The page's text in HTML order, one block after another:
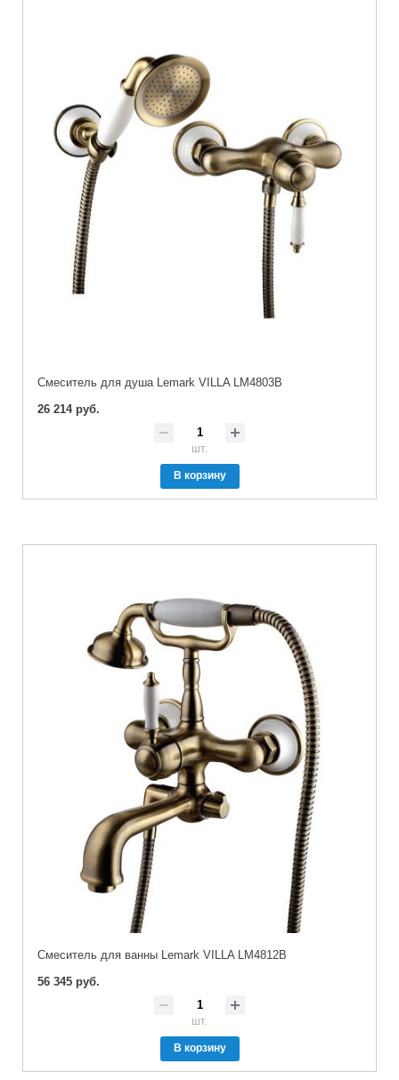
Cмеситель для душа Lemark VILLA LM4803B
26 214 руб.
шт.
В корзину
Cмеситель для ванны Lemark VILLA LM4812B
56 345 руб.
шт.
В корзину